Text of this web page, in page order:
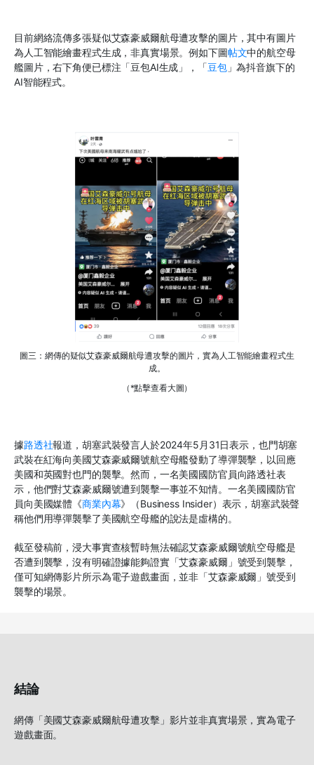
目前網絡流傳多張疑似艾森豪威爾航母遭攻擊的圖片，其中有圖片
為人工智能繪畫程式生成，非真實場景。例如下圖帖文中的航空母
艦圖片，右下角便已標注「豆包AI生成」，「豆包」為抖音旗下的
AI智能程式。
圖三：網傳的疑似艾森豪威爾航母遭攻擊的圖片，實為人工智能繪畫程式生
成。
（*點擊查看大圖）
據路透社報道，胡塞武裝發言人於2024年5月 31日表示，也門胡塞
武裝在紅海向美國艾森豪威爾號航空母艦發動了導彈襲擊，以回應
美國和英國對也門的襲擊。然而，一名美國國防官員向路透社表
示，他們對艾森豪威爾號遭到襲擊一事並不知情。一名美國國防官
員向美國媒體《商業內幕》（Business Insider）表示，胡塞武裝聲
稱他們用導彈襲擊了美國航空母艦的說法是虛構的。
截至發稿前，浸大事實查核暫時無法確認艾森豪威爾號航空母艦是
否遭到襲擊，沒有明確證據能夠證實「艾森豪威爾」號受到襲擊，
僅可知網傳影片所示為電子遊戲畫面，並非「艾森豪威爾」號受到
襲擊的場景。
結論
網傳「美國艾森豪威爾航母遭攻擊」影片並非真實場景，實為電子
遊戲畫面。